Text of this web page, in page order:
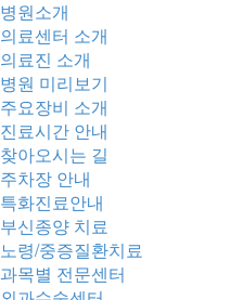
병원소개
의료센터 소개
의료진 소개
병원 미리보기
주요장비 소개
진료시간 안내
찾아오시는 길
주차장 안내
특화진료안내
부신종양 치료
노령/중증질환치료
과목별 전문센터